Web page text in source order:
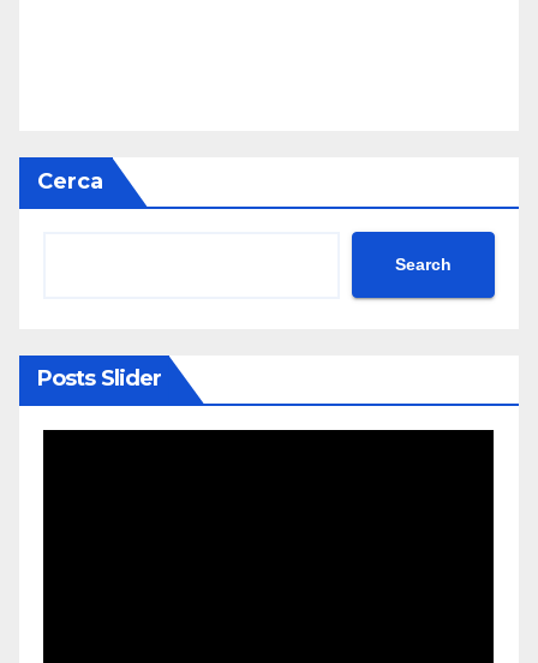
Cerca
Search
Posts Slider